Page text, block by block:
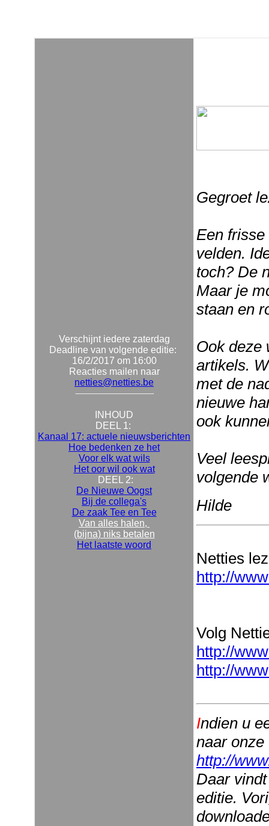
Verschijnt iedere zaterdag
Deadline van volgende editie:
16/2/2017 om 16:00
Reacties mailen naar
netties@netties.be
INHOUD
DEEL 1:
Kanaal 17: actuele nieuwsberichten
Hoe bedenken ze het
Voor elk wat wils
Het oor wil ook wat
DEEL 2:
De Nieuwe Oogst
Bij de collega's
De zaak Tee en Tee
Van alles halen,
(bijna) niks betalen
Het laatste woord
Gegroet
Een
velden.
toch? De
Maar je
staan en
Ook deze
artikels.
met de
nieuwe
ook
Veel
volgende
Hilde
Netties
http://
Volg
http://
http://
Indien u
naar
http://
Daar
editie.